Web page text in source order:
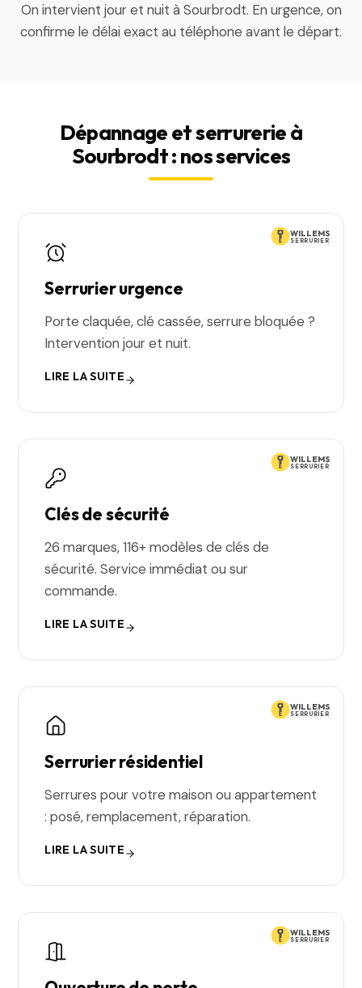
On intervient jour et nuit à Sourbrodt. En urgence, on
confirme le délai exact au téléphone avant le départ.
Dépannage et serrurerie à
Sourbrodt : nos services
WILLEMS
SERRURIER
Serrurier urgence
Porte claquée, clé cassée, serrure bloquée ?
Intervention jour et nuit.
LIRE LA SUITE
WILLEMS
SERRURIER
Clés de sécurité
26 marques, 116+ modèles de clés de
sécurité. Service immédiat ou sur
commande.
LIRE LA SUITE
WILLEMS
SERRURIER
Serrurier résidentiel
Serrures pour votre maison ou appartement
: posé, remplacement, réparation.
LIRE LA SUITE
WILLEMS
SERRURIER